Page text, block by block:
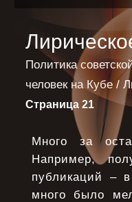
Политика
человек на Кубе /
Страница 21
Много за
Например,
публикаций –
много было